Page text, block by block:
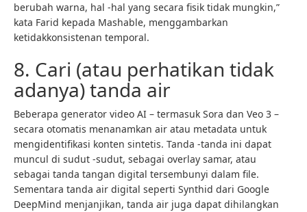
berubah warna, hal -hal yang secara fisik tidak mungkin,”
kata Farid kepada Mashable, menggambarkan
ketidakkonsistenan temporal.
8. Cari (atau perhatikan tidak
adanya) tanda air
Beberapa generator video AI – termasuk Sora dan Veo 3 –
secara otomatis menanamkan air atau metadata untuk
mengidentifikasi konten sintetis. Tanda -tanda ini dapat
muncul di sudut -sudut, sebagai overlay samar, atau
sebagai tanda tangan digital tersembunyi dalam file.
Sementara tanda air digital seperti Synthid dari Google
DeepMind menjanjikan, tanda air juga dapat dihilangkan